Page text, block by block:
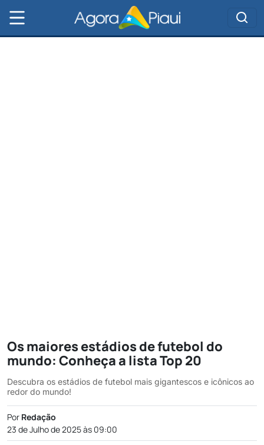
Os maiores estádios de futebol do
mundo: Conheça a lista Top 20
Descubra os estádios de futebol mais gigantescos e icônicos ao
redor do mundo!
Por Redação
23 de Julho de 2025 às 09:00